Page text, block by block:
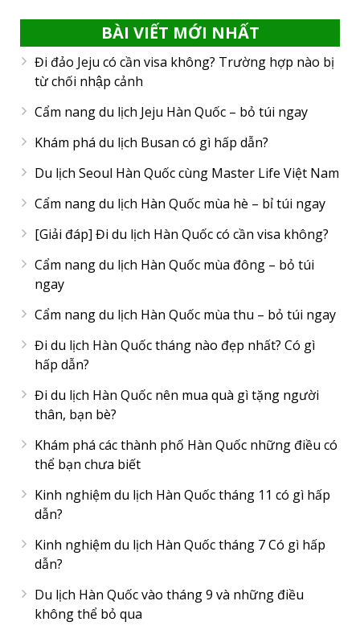
BÀI VIẾT MỚI NHẤT
Đi đảo Jeju có cần visa không? Trường hợp nào bị
từ chối nhập cảnh
Cẩm nang du lịch Jeju Hàn Quốc – bỏ túi ngay
Khám phá du lịch Busan có gì hấp dẫn?
Du lịch Seoul Hàn Quốc cùng Master Life Việt Nam
Cẩm nang du lịch Hàn Quốc mùa hè – bỉ túi ngay
[Giải đáp] Đi du lịch Hàn Quốc có cần visa không?
Cẩm nang du lịch Hàn Quốc mùa đông – bỏ túi
ngay
Cẩm nang du lịch Hàn Quốc mùa thu – bỏ túi ngay
Đi du lịch Hàn Quốc tháng nào đẹp nhất? Có gì
hấp dẫn?
Đi du lịch Hàn Quốc nên mua quà gì tặng người
thân, bạn bè?
Khám phá các thành phố Hàn Quốc những điều có
thể bạn chưa biết
Kinh nghiệm du lịch Hàn Quốc tháng 11 có gì hấp
dẫn?
Kinh nghiệm du lịch Hàn Quốc tháng 7 Có gì hấp
dẫn?
Du lịch Hàn Quốc vào tháng 9 và những điều
không thể bỏ qua